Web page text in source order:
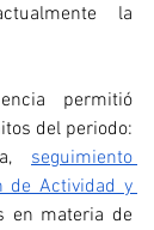
la
permitió
del periodo:
seguimiento
de Actividad y
en materia de